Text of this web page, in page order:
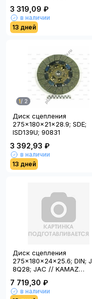
3 319,09 ₽
в наличии
13 дней
1/ 2
Диск сцепления
275x180x21x28.9; SDE;
ISD139U; 90831
3 392,93 ₽
в наличии
13 дней
Диск сцепления
275x180x24x25.6; DIN;
8Q28; JAC // KAMAZ
7 719,30 ₽
в наличии